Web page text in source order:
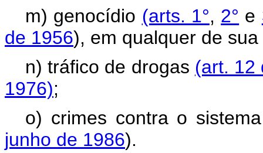
m) genocídio (arts. 1°, 2° e
de 1956), em qualquer de
n) tráfico de drogas (art. 12
1976);
o) crimes contra o
junho de 1986).